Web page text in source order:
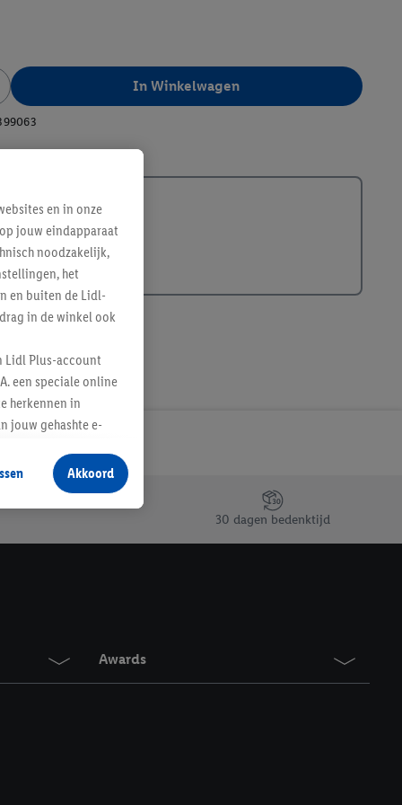
In Winkelwagen
30 dagen bedenktijd
Awards
en in onze
jouw eindapparaat
noodzakelijk,
het
en buiten de Lidl-
in de winkel ook
Lidl Plus-account
een speciale online
herkennen in
jouw gehashte e-
producten waarin je
te plaatsen
verschillende
kunnen worden
vergelijkbare
in te
Akkoord